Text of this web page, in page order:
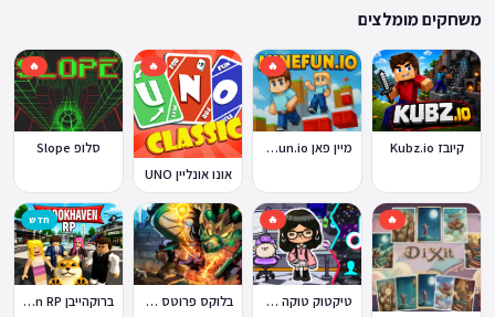
לצד תוספות שוטפות של משחקים חדשים.
משחקים מומלצים
קיובז Kubz.io
🔥
מיין פאן MineFun.io
🔥
אונו אונליין UNO
🔥
סלופ Slope
🔥
🔥
טיקטוק טוקה בוקה בלוקס פרוטס Blox Fruits
חדש
ברוקהייבן Brookhaven RP